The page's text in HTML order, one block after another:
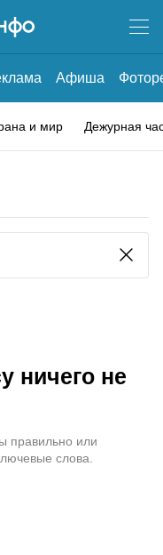
Афиша
и мир Дежурная
ничего не
правильно или
слова.